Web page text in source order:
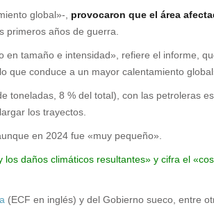
global»-, provocaron que el área
primeros años de guerra.
tamaño e intensidad», refiere el informe,
, lo que conduce a un mayor calentamiento
toneladas, 8 % del total), con las petroleras
los trayectos.
en 2024 fue «muy pequeño».
daños climáticos resultantes» y cifra el
(ECF en inglés) y del Gobierno sueco, entre